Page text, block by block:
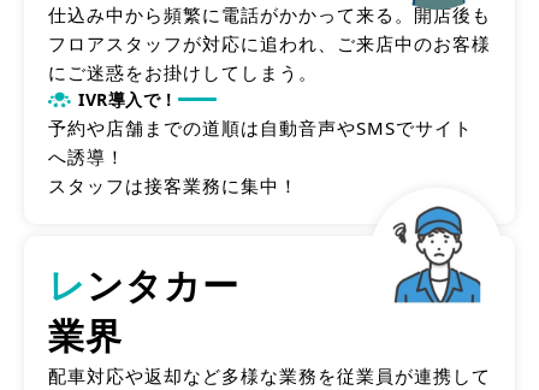
仕込み中から頻繁に電話がかかって来る。開店後も
フロアスタッフが対応に追われ、ご来店中のお客様
にご迷惑をお掛けしてしまう。
IVR導入で！
予約や店舗までの道順は自動音声やSMSでサイト
へ誘導！
スタッフは接客業務に集中！
レンタカー
業界
配車対応や返却など多様な業務を従業員が連携して